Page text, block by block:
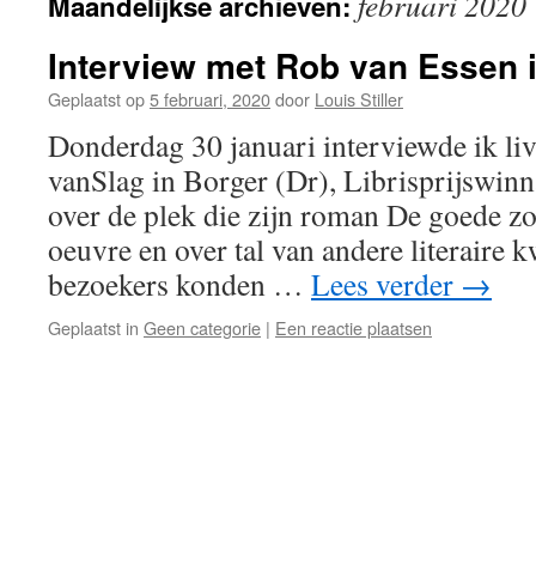
Interview met Rob van Essen
Geplaatst op5 februari, 2020door Louis Stiller
Donderdag 30 januari interviewde ik
vanSlag in Borger (Dr),
over de plek die zijn roman De goede
oeuvre en over tal van andere literaire
bezoekers konden … Lees verder →
Geplaatst in Geen categorie | Een reactie plaatsen